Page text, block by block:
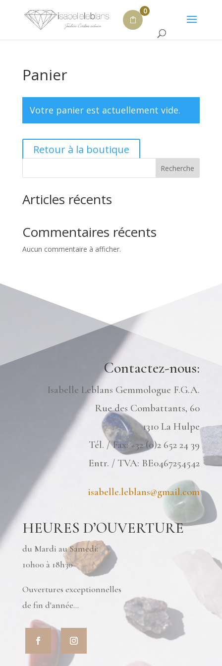
0
Panier
Votre panier est actuellement vide.
Retour à la boutique
Recherche
Articles récents
Commentaires récents
Aucun commentaire à afficher.
Contactez-nous:
Isabelle Leblans Gemmologue F.G.A.
Rue des Combattants, 60
1310 La Hulpe
Tél. / Fax: +32 (0)2 652 24 39
Entr. / TVA: BE0467254542
isabelle.leblans@gmail.com
HEURES D’OUVERTURE
du Mardi au Samedi:
10h00 à 18h30
Ouvertures exceptionnelles
de fin d'année...